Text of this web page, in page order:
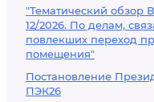
"Тематический обзор
12/2026. По делам,
повлекших переход
помещения"
Постановление
ПЭК26